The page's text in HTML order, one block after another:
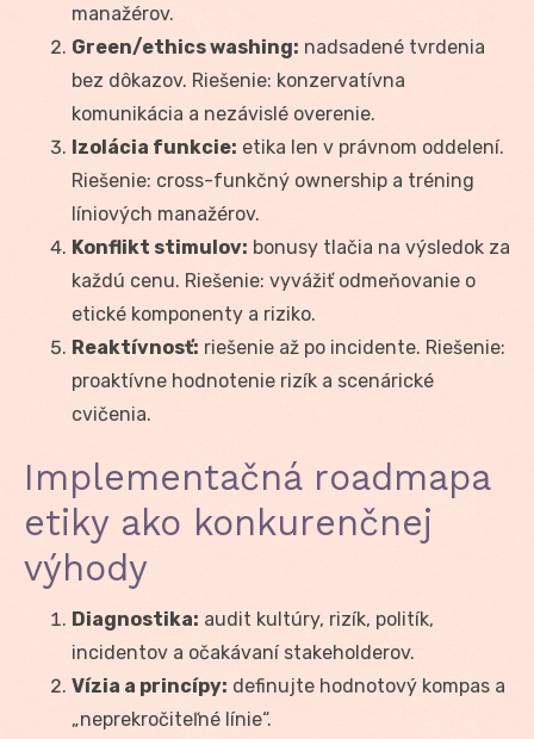
manažérov.
Green/ethics washing: nadsadené tvrdenia
bez dôkazov. Riešenie: konzervatívna
komunikácia a nezávislé overenie.
Izolácia funkcie: etika len v právnom oddelení.
Riešenie: cross-funkčný ownership a tréning
líniových manažérov.
Konflikt stimulov: bonusy tlačia na výsledok za
každú cenu. Riešenie: vyvážiť odmeňovanie o
etické komponenty a riziko.
Reaktívnosť: riešenie až po incidente. Riešenie:
proaktívne hodnotenie rizík a scenárické
cvičenia.
Implementačná roadmapa
etiky ako konkurenčnej
výhody
Diagnostika: audit kultúry, rizík, politík,
incidentov a očakávaní stakeholderov.
Vízia a princípy: definujte hodnotový kompas a
„neprekročiteľné línie“.